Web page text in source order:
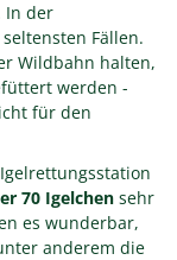
In der
Fällen.
Wildbahn halten,
werden -
für den
70 Igelchen sehr
es wunderbar,
anderem die